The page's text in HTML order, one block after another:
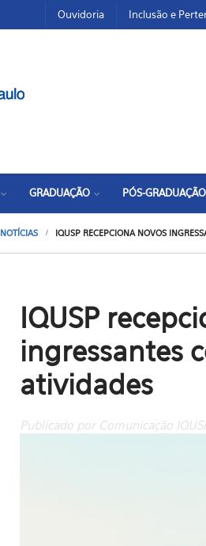
Ouvidoria Inclusão e
GRADUAÇÃO PÓS-GRADUAÇÃO
NOTÍCIAS IQUSP RECEPCIONA NOVOS
IQUSP
ingressantes
atividades
Publicado por Comunicação